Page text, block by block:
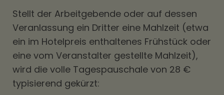
Stellt der Arbeitgebende oder auf dessen
Veranlassung ein Dritter eine Mahlzeit (etwa
ein im Hotelpreis enthaltenes Frühstück oder
eine vom Veranstalter gestellte Mahlzeit),
wird die volle Tagespauschale von 28 €
typisierend gekürzt: